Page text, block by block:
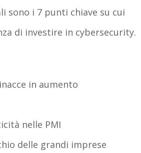
sono i 7 punti chiave su cui
di investire in cybersecurity.
in aumento
nelle PMI
delle grandi imprese